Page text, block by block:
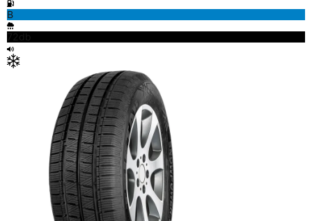
B
72db